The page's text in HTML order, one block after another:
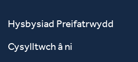
Hysbysiad Preifatrwydd
Cysylltwch â ni